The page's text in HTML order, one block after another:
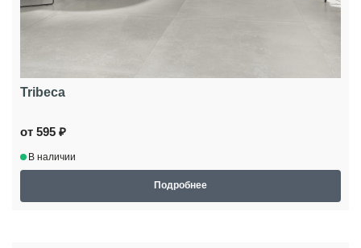
Tribeca
от 595 ₽
В наличии
Подробнее